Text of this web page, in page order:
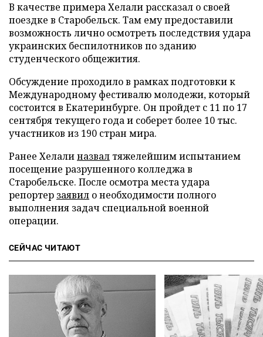
В качестве примера Хелали рассказал о своей
поездке в Старобельск. Там ему предоставили
возможность лично осмотреть последствия удара
украинских беспилотников по зданию
студенческого общежития.
Обсуждение проходило в рамках подготовки к
Международному фестивалю молодежи, который
состоится в Екатеринбурге. Он пройдет с 11 по 17
сентября текущего года и соберет более 10 тыс.
участников из 190 стран мира.
Ранее Хелалиназвал тяжелейшим испытанием
посещение разрушенного колледжа в
Старобельске. После осмотра места удара
репортер заявил о необходимости полного
выполнения задач специальной военной
операции.
СЕЙЧАС ЧИТАЮТ